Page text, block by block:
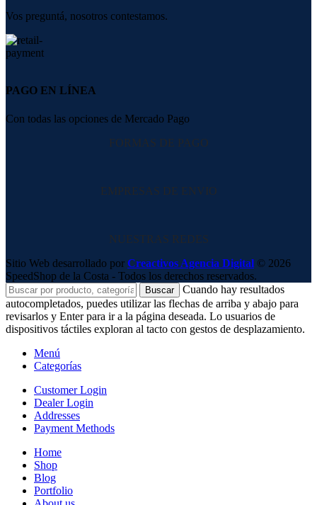
Vos preguntá, nosotros contestamos.
PAGO EN LÍNEA
Con todas las opciones de Mercado Pago
FORMAS DE PAGO
EMPRESAS DE ENVIO
NUESTRAS REDES
Sitio Web desarrollado por Creactivos Agencia Digital © 2026
SpeedShop de la Costa - Todos los derechos reservados.
Buscar
Cuando hay resultados
autocompletados, puedes utilizar las flechas de arriba y abajo para
revisarlos y Enter para ir a la página deseada. Lo usuarios de
dispositivos táctiles exploran al tacto con gestos de desplazamiento.
Menú
Categorías
Customer Login
Dealer Login
Addresses
Payment Methods
Home
Shop
Blog
Portfolio